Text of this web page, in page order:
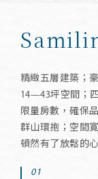
精緻五層建築；
14—43坪空間；
限量房數，確保
群山環抱；空間
頓然有了放鬆的